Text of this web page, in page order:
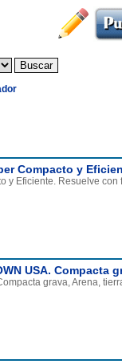
Compacto y
y Eficiente. Resuelve
USA. Compacta
grava, Arena,